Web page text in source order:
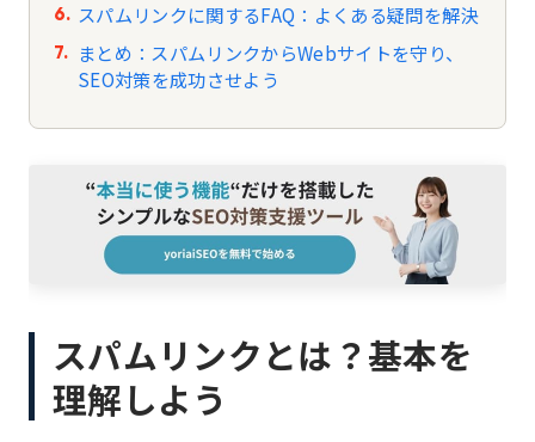
スパムリンクに関するFAQ：よくある疑問を解決
まとめ：スパムリンクからWebサイトを守り、
SEO対策を成功させよう
スパムリンクとは？基本を
理解しよう